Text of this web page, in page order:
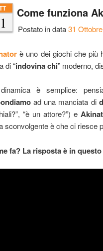
Come funziona
Postato in data31
è uno dei giochi che più
di “indovina chi” moderno,
è semplice:
ad una manciata di
“è un attore?”) e
sconvolgente è che ci riesce
fa? La risposta è in